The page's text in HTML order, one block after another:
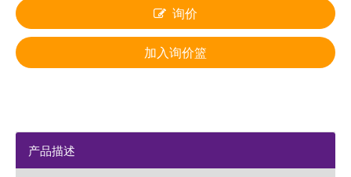
询价
加入询价篮
产品描述